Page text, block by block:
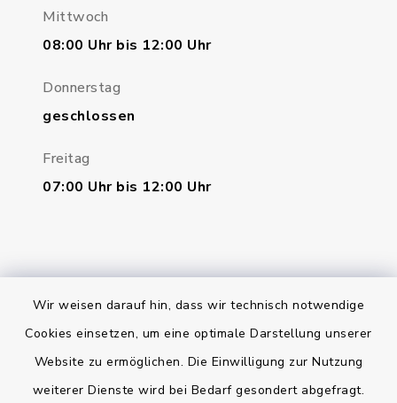
Wir weisen darauf hin, dass wir technisch notwendige
Cookies einsetzen, um eine optimale Darstellung unserer
Website zu ermöglichen. Die Einwilligung zur Nutzung
weiterer Dienste wird bei Bedarf gesondert abgefragt.
Mittwoch
08:00 Uhr bis 12:00 Uhr
Donnerstag
geschlossen
Freitag
07:00 Uhr bis 12:00 Uhr
Bankverbindung